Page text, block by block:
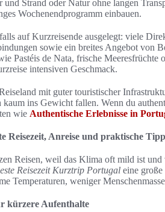
und Strand oder Natur ohne langen
Wochenendprogramm einbauen.
auf Kurzreisende ausgelegt: viele
sowie ein breites Angebot von
Pastéis de Nata, frische Meeresfrüchte
intensiven Geschmack.
mit guter touristischer
ins Gewicht fallen. Wenn du
wie Authentische Erlebnisse in
Reisezeit, Anreise und praktische
Reisen, weil das Klima oft mild ist
Reisezeit Kurztrip Portugal eine
Temperaturen, weniger
kürzere Aufenthalte